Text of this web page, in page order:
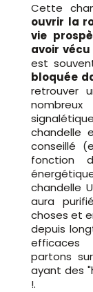
Cette
ouvrir la
vie
avoir
est
bloquée
retrouver
chandelle
conseillé
fonction
chandelle
aura
choses et
depuis
efficaces
partons
ayant des
!.